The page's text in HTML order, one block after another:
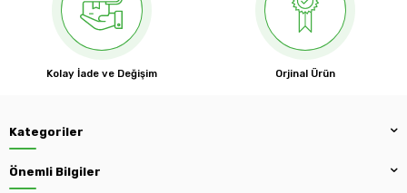
Kolay İade ve Değişim Orjinal Ürün
Kategoriler
Önemli Bilgiler